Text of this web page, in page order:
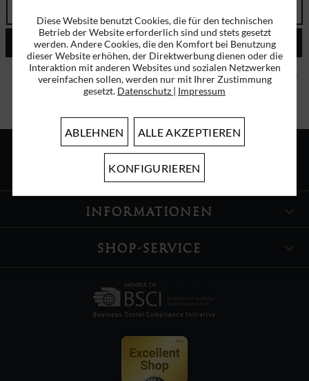
ABSENDEN
Ich habe dieDatenschutzbestimmungenzur Kenntnis genommen.
ÜBER UNS
INFORMATIONEN
SHOP-SERVICE
Diese Website benutzt Cookies, die für den technischen
Betrieb der Website erforderlich sind und stets gesetzt
werden. Andere Cookies, die den Komfort bei Benutzung
dieser Website erhöhen, der Direktwerbung dienen oder die
Interaktion mit anderen Websites und sozialen Netzwerken
vereinfachen sollen, werden nur mit Ihrer Zustimmung
gesetzt. Datenschutz | Impressum
ABLEHNEN ALLE AKZEPTIEREN
KONFIGURIEREN